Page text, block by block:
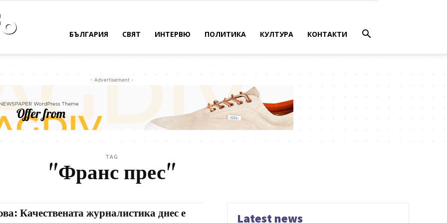
БЪЛГАРИЯ СВЯТ ИНТЕРВЮ ПОЛИТИКА КУЛТУРА КОНТАКТИ
- Advertisement -
TAG
"Франс прес"
Качествената журналистика днес е
Latest news